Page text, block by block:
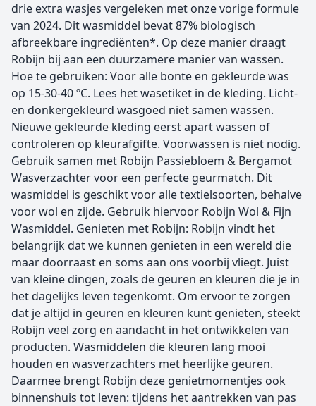
drie extra wasjes vergeleken met onze vorige formule
van 2024. Dit wasmiddel bevat 87% biologisch
afbreekbare ingrediënten*. Op deze manier draagt
Robijn bij aan een duurzamere manier van wassen.
Hoe te gebruiken: Voor alle bonte en gekleurde was
op 15-30-40 ºC. Lees het wasetiket in de kleding. Licht-
en donkergekleurd wasgoed niet samen wassen.
Nieuwe gekleurde kleding eerst apart wassen of
controleren op kleurafgifte. Voorwassen is niet nodig.
Gebruik samen met Robijn Passiebloem & Bergamot
Wasverzachter voor een perfecte geurmatch. Dit
wasmiddel is geschikt voor alle textielsoorten, behalve
voor wol en zijde. Gebruik hiervoor Robijn Wol & Fijn
Wasmiddel. Genieten met Robijn: Robijn vindt het
belangrijk dat we kunnen genieten in een wereld die
maar doorraast en soms aan ons voorbij vliegt. Juist
van kleine dingen, zoals de geuren en kleuren die je in
het dagelijks leven tegenkomt. Om ervoor te zorgen
dat je altijd in geuren en kleuren kunt genieten, steekt
Robijn veel zorg en aandacht in het ontwikkelen van
producten. Wasmiddelen die kleuren lang mooi
houden en wasverzachters met heerlijke geuren.
Daarmee brengt Robijn deze genietmomentjes ook
binnenshuis tot leven: tijdens het aantrekken van pas